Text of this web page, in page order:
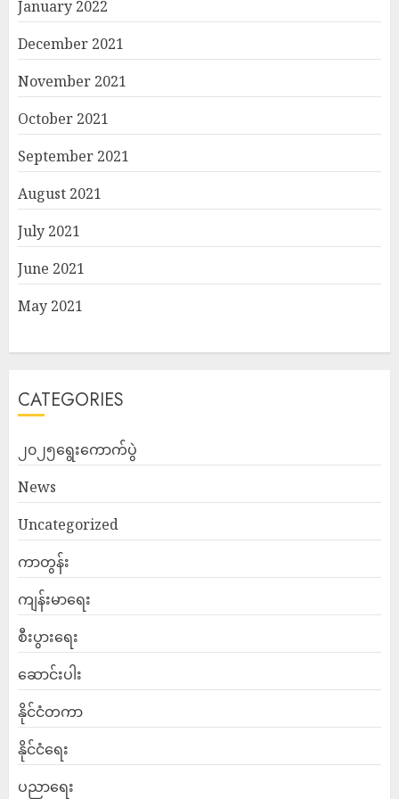
January 2022
December 2021
November 2021
October 2021
September 2021
August 2021
July 2021
June 2021
May 2021
CATEGORIES
၂၀၂၅ရွေးကောက်ပွဲ
News
Uncategorized
ကာတွန်း
ကျန်းမာရေး
စီးပွားရေး
ဆောင်းပါး
နိုင်ငံတကာ
နိုင်ငံရေး
ပညာရေး